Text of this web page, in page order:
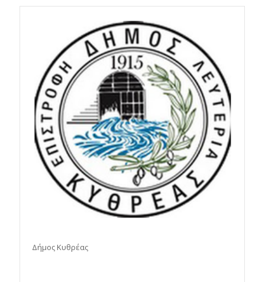
Δήμος Κυθρέας